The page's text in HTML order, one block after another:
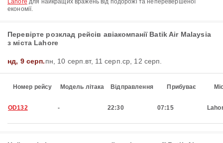
Lahore для найкращих вражень від подорожі та неперевершеної
економії.
Перевірте розклад рейсів авіакомпанії Batik Air Malaysia
з міста Lahore
нд, 9 серп.пн, 10 серп. вт, 11 серп. ср, 12 серп.
Номер рейсу Модель літака Відправлення Прибуває
OD132 - 22:30 07:15